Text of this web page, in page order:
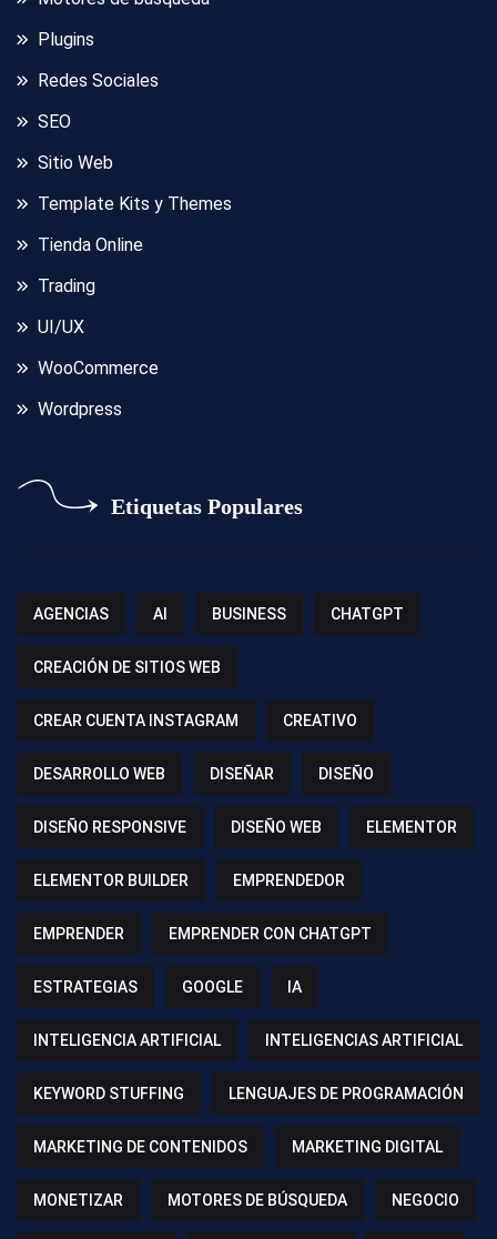
Plugins
Redes Sociales
SEO
Sitio Web
Template Kits y Themes
Tienda Online
Trading
UI/UX
WooCommerce
Wordpress
Etiquetas Populares
AGENCIAS AI BUSINESS CHATGPT
CREACIÓN DE SITIOS WEB
CREAR CUENTA INSTAGRAM CREATIVO
DESARROLLO WEB DISEÑAR DISEÑO
DISEÑO RESPONSIVE DISEÑO WEB ELEMENTOR
ELEMENTOR BUILDER EMPRENDEDOR
EMPRENDER EMPRENDER CON CHATGPT
ESTRATEGIAS GOOGLE IA
INTELIGENCIA ARTIFICIAL INTELIGENCIAS ARTIFICIAL
KEYWORD STUFFING LENGUAJES DE PROGRAMACIÓN
MARKETING DE CONTENIDOS MARKETING DIGITAL
MONETIZAR MOTORES DE BÚSQUEDA NEGOCIO